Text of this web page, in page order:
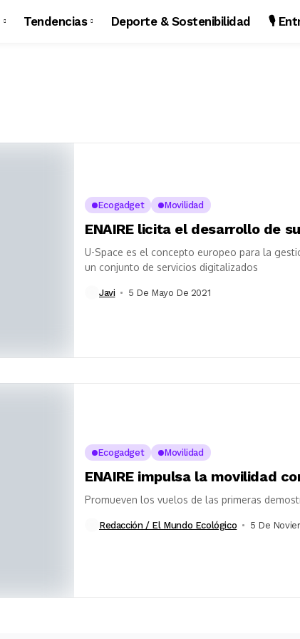
Tendencias Deporte & Sostenibilidad 🎙️
Ecogadget Movilidad
ENAIRE licita el desarrollo de
U-Space es el concepto europeo para la
un conjunto de servicios digitalizados
Javi 5 De Mayo De 2021
Ecogadget Movilidad
ENAIRE impulsa la movilidad
Promueven los vuelos de las primeras
Redacción / El Mundo Ecológico 5 De